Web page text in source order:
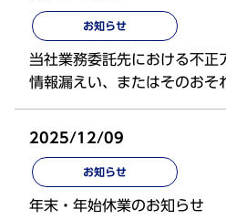
お知らせ
当社業務委託先における不正
情報漏えい、またはそのおそ
2025/12/09
お知らせ
年末・年始休業のお知らせ